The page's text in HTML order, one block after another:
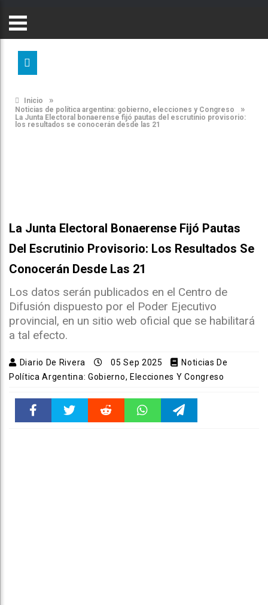
Inicio »
Noticias de política argentina: gobierno, elecciones y Congreso »
La Junta Electoral bonaerense fijó pautas del escrutinio provisorio:
los resultados se conocerán desde las 21
La Junta Electoral Bonaerense Fijó Pautas
Del Escrutinio Provisorio: Los Resultados Se
Conocerán Desde Las 21
Los datos serán publicados en el Centro de
Difusión dispuesto por el Poder Ejecutivo
provincial, en un sitio web oficial que se habilitará
a tal efecto.
Diario De Rivera 05 Sep 2025
Noticias De
Política Argentina: Gobierno, Elecciones Y Congreso